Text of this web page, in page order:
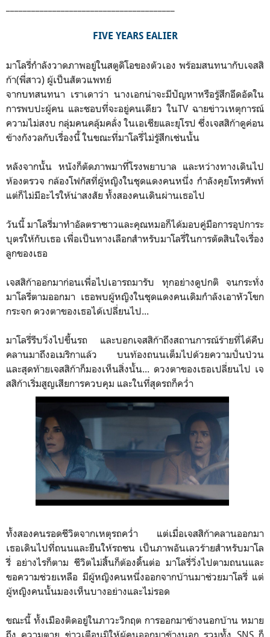
FIVE YEARS EALIER
มาโลรี่กำลังวาดภาพอยู่ในสตูดิโอของตัวเอง พร้อมสนทนากับเจสสิ
ก้า(พี่สาว) ผู้เป็นสัตวแพทย์
จากบทสนทนา เราเดาว่า นางเอกน่าจะมีปัญหาหรือรู้สึกอึดอัดใน
การพบปะผู้คน และชอบที่จะอยู่คนเดียว ในTV ฉายข่าวเหตุการณ์
ความไม่สงบ กลุ่มคนคลุ้มคลั่ง ในเอเชียและยุโรป ซึ่งเจสสิก้าดูค่อน
ข้างกังวลกับเรื่องนี้ ในขณะที่มาโลรี่ไม่รู้สึกเช่นนั้น
หลังจากนั้น หนังก็ตัดภาพมาที่โรงพยาบาล และหว่างทางเดินไป
ห้องตรวจ กล้องโฟกัสที่ผู้หญิงในชุดแดงคนหนึ่ง กำลังคุยโทรศัพท์
แต่ก็ไม่มีอะไรให้น่าสงสัย ทั้งสองคนเดินผ่านเธอไป
วันนี้ มาโลรี่มาทำอัลตราซาวและคุณหมอก็ได้มอบคู่มือการอุปการะ
บุตรให้กับเธอ เพื่อเป็นทางเลือกสำหรับมาโลรี่ในการตัดสินใจเรื่อง
ลูกของเธอ
เจสสิก้าออกมาก่อนเพื่อไปเอารถมารับ ทุกอย่างดูปกติ จนกระทั่ง
มาโลรี่ตามออกมา เธอพบผู้หญิงในชุดแดงคนเดิมกำลังเอาหัวโขก
กระจก ดวงตาของเธอได้เปลี่ยนไป...
มาโลรี่รีบวิ่งไปขึ้นรถ และบอกเจสสิก้าถึงสถานการณ์ร้ายที่ได้คืบ
คลานมาถึงอเมริกาแล้ว บนท้องถนนเต็มไปด้วยความปั่นป่วน
และสุดท้ายเจสสิก้าก็มองเห็นสิ่งนั้น... ดวงตาของเธอเปลี่ยนไป เจ
สสิก้าเริ่มสูญเสียการควบคุม และในที่สุดรถก็คว่ำ
ทั้งสองคนรอดชีวิตจากเหตุรถคว่ำ แต่เมื่อเจสสิก้าคลานออกมา
เธอเดินไปที่ถนนและยืนให้รถชน เป็นภาพอันเลวร้ายสำหรับมาโล
รี่ อย่างไรก็ตาม ชีวิตไม่สิ้นก็ต้องดิ้นต่อ มาโลรี่วิ่งไปตามถนนและ
ขอความช่วยเหลือ มีผู้หญิงคนหนึ่งออกจากบ้านมาช่วยมาโลรี่ แต่
ผู้หญิงคนนั้นมองเห็นบางอย่างและไม่รอด
ขณะนี้ ทั้งเมืองติดอยู่ในภาวะวิกฤต การออกมาข้างนอกบ้าน หมาย
ถึง ความตาย ข่าวเตือนมิให้ผู้คนออกมาข้างนอก รวมทั้ง SNS ก็